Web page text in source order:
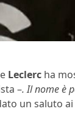
Leclerc ha
–. Il nome è
un saluto